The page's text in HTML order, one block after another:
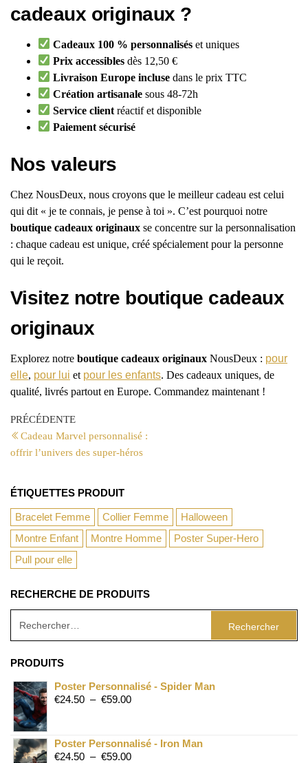
cadeaux originaux ?
Cadeaux 100 % personnalisés et uniques
Prix accessibles dès 12,50 €
Livraison Europe incluse dans le prix TTC
Création artisanale sous 48-72h
Service client réactif et disponible
Paiement sécurisé
Nos valeurs
Chez NousDeux, nous croyons que le meilleur cadeau est celui
qui dit « je te connais, je pense à toi ». C’est pourquoi notre
boutique cadeaux originaux se concentre sur la personnalisation
: chaque cadeau est unique, créé spécialement pour la personne
qui le reçoit.
Visitez notre boutique cadeaux
originaux
Explorez notre boutique cadeaux originaux NousDeux : pour
elle, pour lui et pour les enfants. Des cadeaux uniques, de
qualité, livrés partout en Europe. Commandez maintenant !
PRÉCÉDENTE
Cadeau Marvel personnalisé :
offrir l’univers des super-héros
ÉTIQUETTES PRODUIT
Bracelet Femme Collier Femme
Halloween
Montre Enfant
Montre Homme
Poster Super-Hero
Pull pour elle
RECHERCHE DE PRODUITS
PRODUITS
Poster Personnalisé - Spider Man
€24.50 – €59.00
Poster Personnalisé - Iron Man
€24.50 – €59.00